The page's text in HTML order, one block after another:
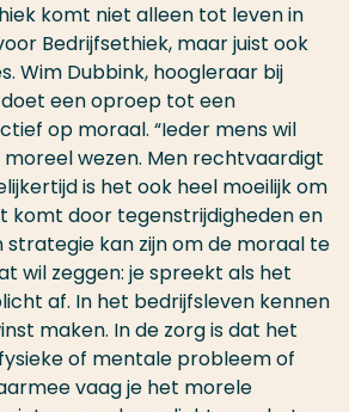
komt niet alleen tot leven in
Bedrijfsethiek, maar juist ook
Wim Dubbink, hoogleraar bij
doet een oproep tot een
op moraal. “Ieder mens wil
wezen. Men rechtvaardigt
is het ook heel moeilijk om
komt door tegenstrijdigheden en
strategie kan zijn om de moraal te
wil zeggen: je spreekt als het
af. In het bedrijfsleven kennen
maken. In de zorg is dat het
of mentale probleem of
vaag je het morele